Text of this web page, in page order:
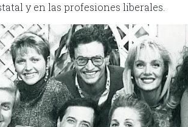
y en las profesiones liberales.